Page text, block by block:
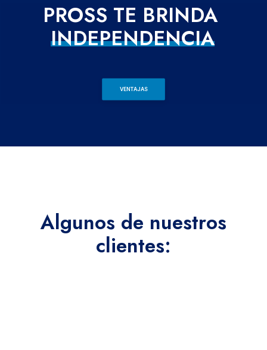
PROSS TE BRINDA
TECNOLOGÍA
VENTAJAS
Algunos de nuestros
clientes: